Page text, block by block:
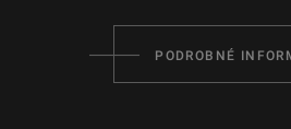
PODROBNÉ